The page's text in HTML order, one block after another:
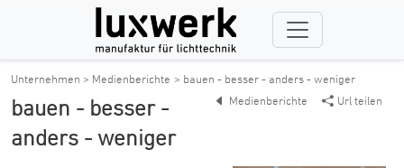
Unternehmen > Medienberichte > bauen - besser - anders - weniger
Url teilen
Medienberichte
bauen - besser -
anders - weniger